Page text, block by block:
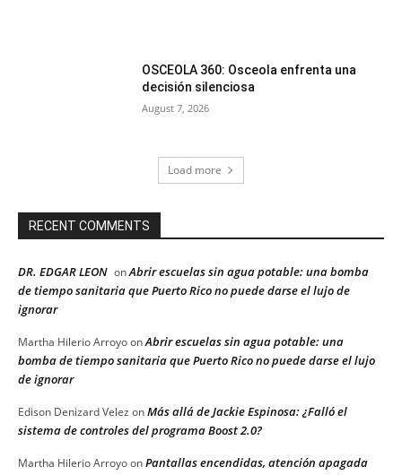
OSCEOLA 360: Osceola enfrenta una
decisión silenciosa
August 7, 2026
Load more
RECENT COMMENTS
DR. EDGAR LEON onAbrir escuelas sin agua potable: una bomba
de tiempo sanitaria que Puerto Rico no puede darse el lujo de
ignorar
Martha Hilerio ArroyoonAbrir escuelas sin agua potable: una
bomba de tiempo sanitaria que Puerto Rico no puede darse el lujo
de ignorar
Edison Denizard Velez onMás allá de Jackie Espinosa: ¿Falló el
sistema de controles del programa Boost 2.0?
Martha Hilerio ArroyoonPantallas encendidas, atención apagada